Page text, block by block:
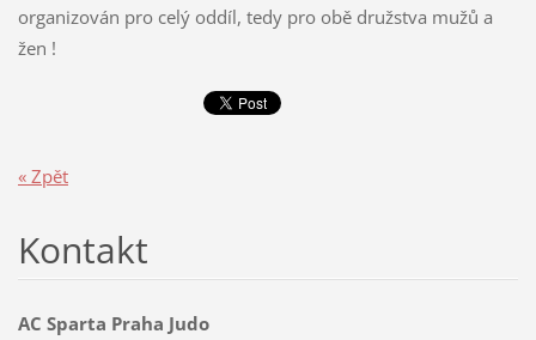
organizován pro celý oddíl, tedy pro obě družstva mužů a
žen !
« Zpět
Kontakt
AC Sparta Praha Judo